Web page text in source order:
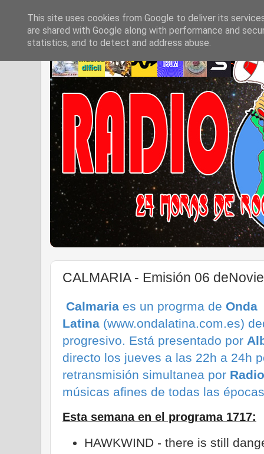
CALMARIA - Emisión 06
Calmaria es un progrma de Onda
Latina (www.ondalatina.com.es)
progresivo. Está presentado por
directo los jueves a las 22h a 24h
retransmisión simultanea por
músicas afines de todas las épocas
Esta semana en el programa 1717:
HAWKWIND - there is still
This site uses cookies from Google to deliver its
are shared with Google along with performance and
statistics, and to detect and address abuse.